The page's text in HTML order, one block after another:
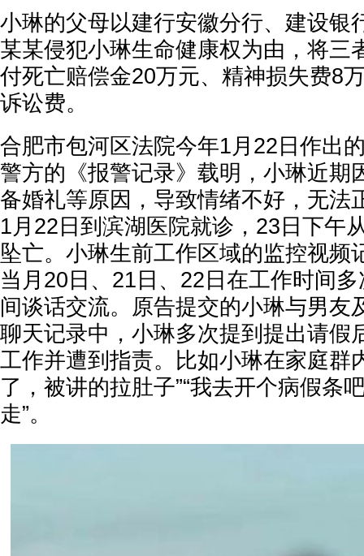
小琳的父母以建行安徽分行、建设银
某某侵犯小琳生命健康权为由，将三
付死亡赔偿金20万元、精神损失费8
诉讼费。
合肥市包河区法院今年1月22日作出
警方的《报警记录》载明，小琳近期
备婚礼等原因，导致情绪不好，无法
1月22日到滨湖医院就诊，23日下午
坠亡。小琳生前工作区域的监控视频
当月20日、21日、22日在工作时间
间谈话交流。原告提交的小琳与男友
聊天记录中，小琳多次提到提出请假
工作并遭到指责。比如小琳在家庭群
了，被讲的拉肚子”“我去开个病假条
走”。